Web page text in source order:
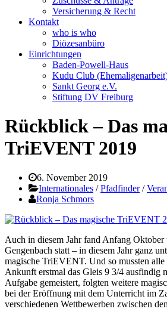
Versicherung & Recht
Kontakt
who is who
Diözesanbüro
Einrichtungen
Baden-Powell-Haus
Kudu Club
Sankt Georg e.V.
Stiftung DV Freiburg
Rückblick – Das
TriEVENT 2019
6. November 2019
Internationales /Pfadfinder/
Ronja Schmors
Auch in diesem Jahr fand Anfang Oktober
Gengenbach statt – in diesem Jahr ganz
magische TriEVENT. Und so mussten
Ankunft erstmal das Gleis 9 3/4 ausfindig
Aufgabe gemeistert, folgten weitere
bei der Eröffnung mit dem Unterricht im
verschiedenen Wettbewerben zwischen